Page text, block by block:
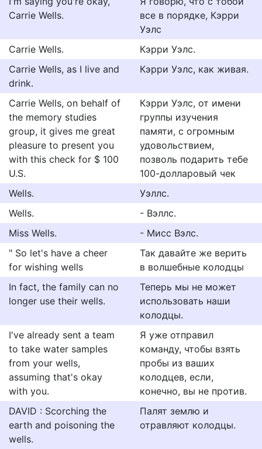
Carrie Wells.
все в порядке, Кэрри
Уэлс
Carrie Wells.
Кэрри Уэлс.
Carrie Wells, as I live and
drink.
Кэрри Уэлс, как живая.
Carrie Wells, on behalf of
the memory studies
group, it gives me great
pleasure to present you
with this check for $ 100
U.S.
Кэрри Уэлс, от имени
группы изучения
памяти, с огромным
удовольствием,
позволь подарить тебе
100-долларовый чек
Wells.
Уэллс.
Wells.
- Вэллс.
Miss Wells.
- Мисс Вэлс.
" So let's have a cheer
for wishing wells
Так давайте же верить
в волшебные колодцы
In fact, the family can no
longer use their wells.
Теперь мы не может
использовать наши
колодцы.
I've already sent a team
to take water samples
from your wells,
assuming that's okay
with you.
Я уже отправил
команду, чтобы взять
пробы из ваших
колодцев, если,
конечно, вы не против.
DAVID : Scorching the
earth and poisoning the
wells.
Палят землю и
отравляют колодцы.